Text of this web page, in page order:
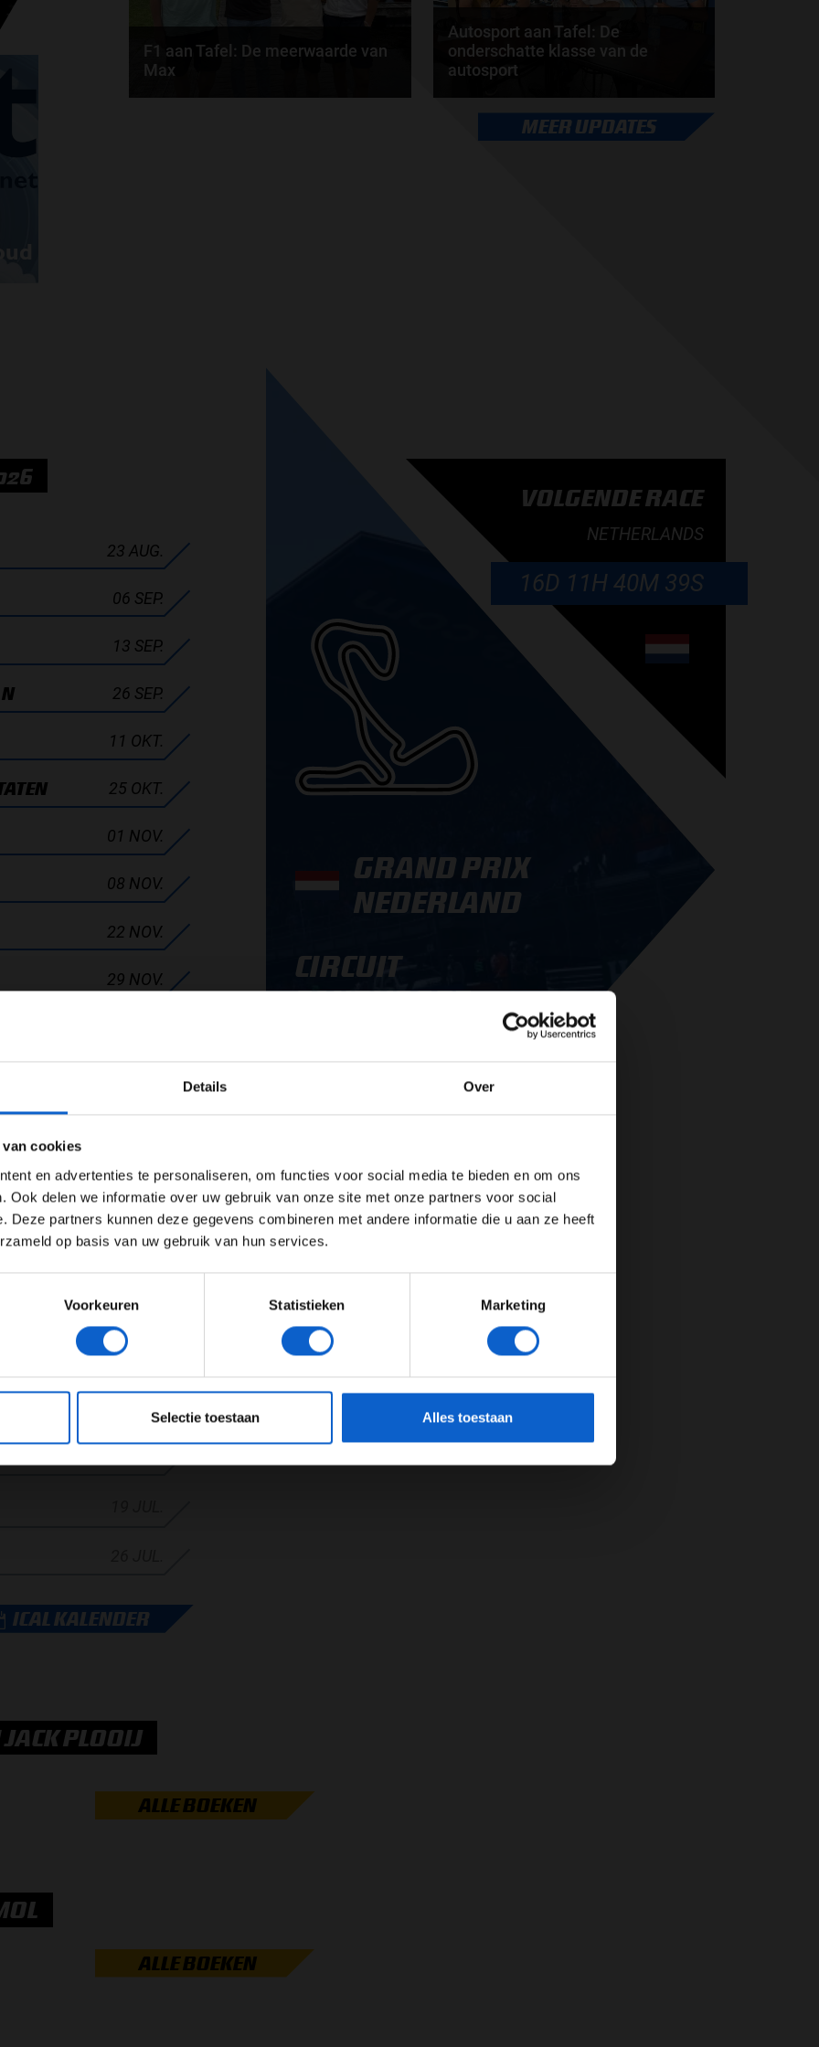
Details Over
van cookies
en advertenties te personaliseren, om functies voor social media te bieden en om ons
Ook delen we informatie over uw gebruik van onze site met onze partners voor social
Deze partners kunnen deze gegevens combineren met andere informatie die u aan ze heeft
op basis van uw gebruik van hun services.
Voorkeuren Statistieken Marketing
Selectie toestaan Alles toestaan
F1 aan Tafel: De meerwaarde van
Max
Autosport aan Tafel: De
onderschatte klasse van de
autosport
De overeenkomsten en verschillen tussen
Jeroen Bleekemolen en Job van Uitert, het
MEER UPDATES
23 AUG.
06 SEP.
13 SEP.
26 SEP.
11 OKT.
25 OKT.
01 NOV.
08 NOV.
22 NOV.
29 NOV.
15 MRT.
29 MRT.
03 MEI
07 JUN.
14 JUN.
28 JUN.
ICAL KALENDER
GRAND PRIX
NEDERLAND
CIRCUIT
ZANDVOORT
22 - 23 AUG. 2026
VOLGENDE RACE
NETHERLANDS
16D 11H 40M 38S
PLOOIJ
ALLE BOEKEN
ALLE BOEKEN
Advertentie instellingen
Toon alle alcoholische drankenadvertenties (18+)
Toon alle kansspelenadvertenties (24+)
JONGER DAN 24 24 JAAR OF OUDER
onsprivacybeleidvoor meer informatie over gegevensgebruik en -bescherming.